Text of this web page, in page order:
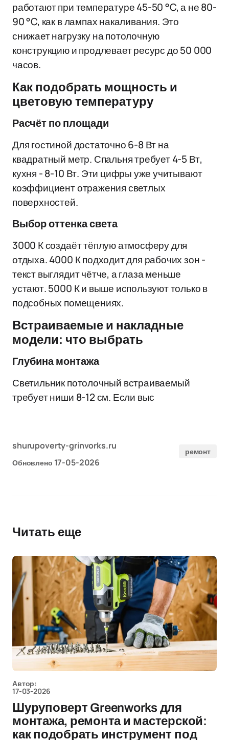
работают при температуре 45-50 °C, а не 80-
90 °C, как в лампах накаливания. Это
снижает нагрузку на потолочную
конструкцию и продлевает ресурс до 50 000
часов.
Как подобрать мощность и
цветовую температуру
Расчёт по площади
Для гостиной достаточно 6-8 Вт на
квадратный метр. Спальня требует 4-5 Вт,
кухня - 8-10 Вт. Эти цифры уже учитывают
коэффициент отражения светлых
поверхностей.
Выбор оттенка света
3000 К создаёт тёплую атмосферу для
отдыха. 4000 К подходит для рабочих зон -
текст выглядит чётче, а глаза меньше
устают. 5000 К и выше используют только в
подсобных помещениях.
Встраиваемые и накладные
модели: что выбрать
Глубина монтажа
Светильник потолочный встраиваемый
требует ниши 8-12 см. Если выс
shurupoverty-grinvorks.ru
Обновлено 17-05-2026
ремонт
Читать еще
Автор:
17-03-2026
Шуруповерт Greenworks для
монтажа, ремонта и мастерской:
как подобрать инструмент под